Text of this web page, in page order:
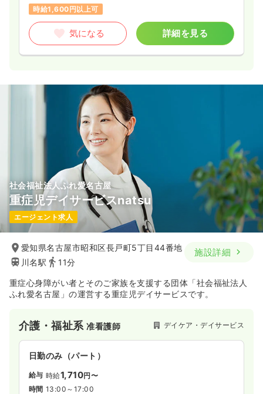
時給1,600円以上可
気になる 詳細を見る
社会福祉法人ふれ愛名古屋
重症児デイサービスnatsu
エージェント求人
愛知県名古屋市昭和区長戸町5丁目44番地
川名駅
11分
施設詳細
重症心身障がい者とそのご家族を支援する団体「社会福祉法人
ふれ愛名古屋」の運営する重症児デイサービスです。
介護・福祉系准看護師 デイケア・デイサービス
日勤のみ（パート）
給与 時給1,710円〜
時間 13:00～17:00